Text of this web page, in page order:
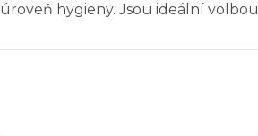
hygieny. Jsou ideální volbou